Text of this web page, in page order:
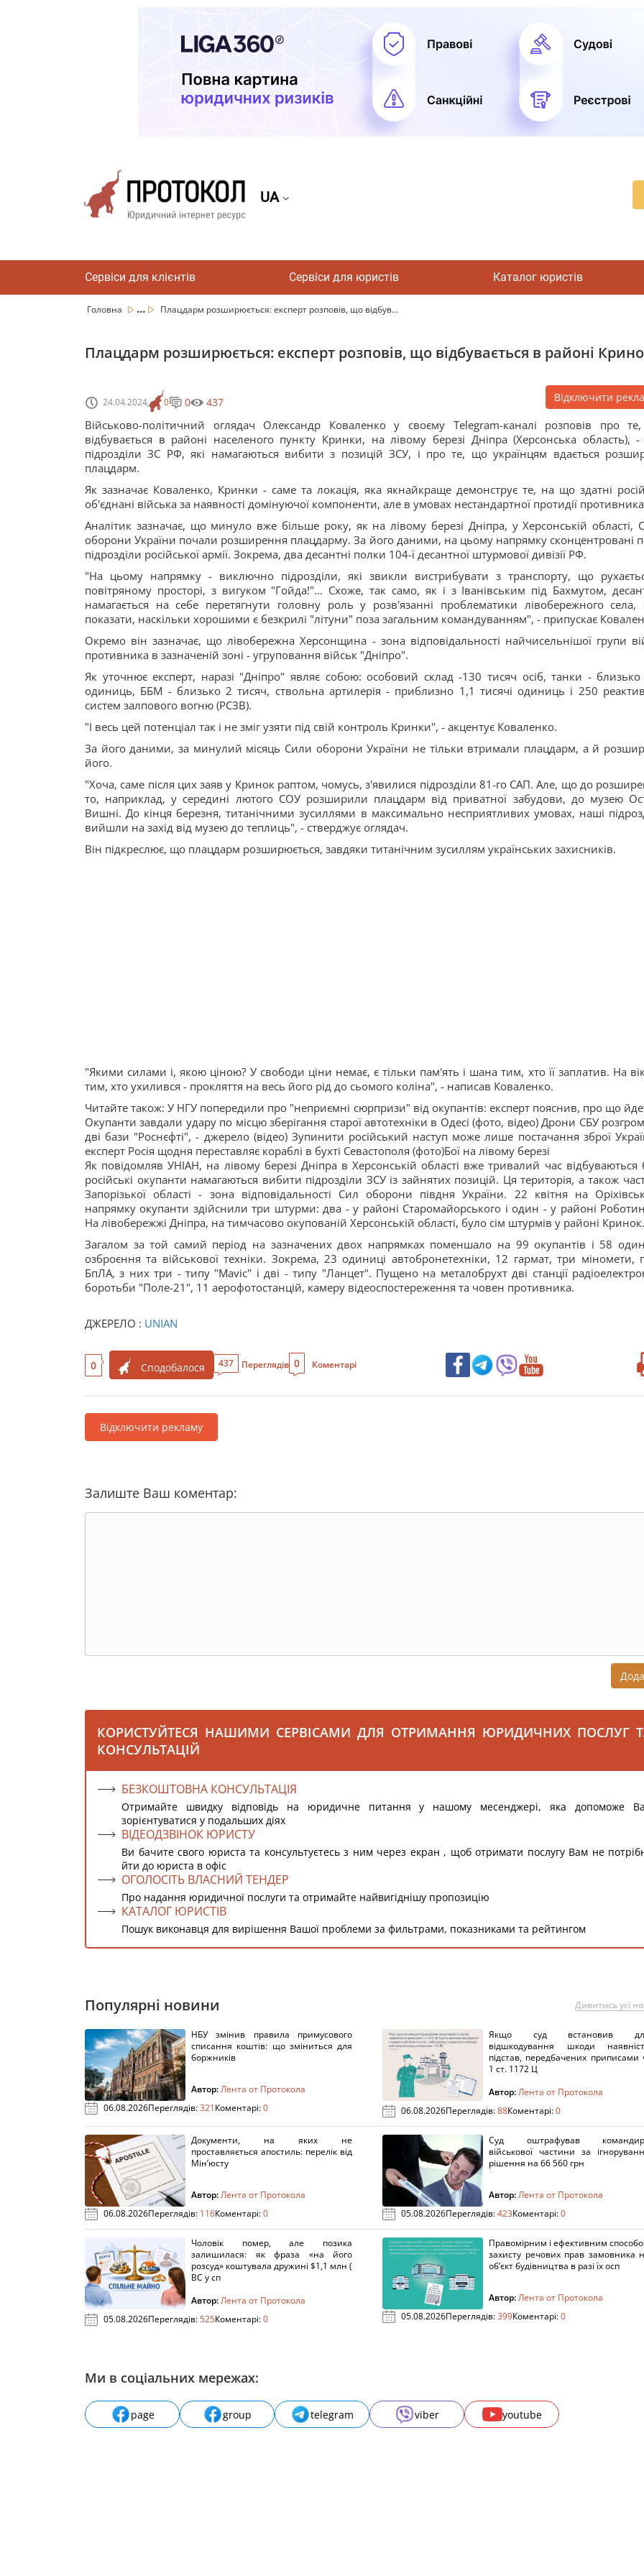
UA
Сервіси для клієнтів Сервіси для юристів Каталог юристів
Головна ... Плацдарм розширюється: експерт розповів, що відбув...
Плацдарм розширюється: експерт розповів, що відбувається в районі
24.04.2024 0 0 437 Відключити
Військово-політичний оглядач Олександр Коваленко у своєму Telegram-каналі розповів про
відбувається в районі населеного пункту Кринки, на лівому березі Дніпра (Херсонська область),
підрозділи ЗС РФ, які намагаються вибити з позицій ЗСУ, і про те, що українцям вдається
плацдарм.
Як зазначає Коваленко, Кринки - саме та локація, яка якнайкраще демонструє те, на що здатні
об'єднані війська за наявності домінуючої компоненти, але в умовах нестандартної протидії
Аналітик зазначає, що минуло вже більше року, як на лівому березі Дніпра, у Херсонській області,
оборони України почали розширення плацдарму. За його даними, на цьому напрямку сконцентровані
підрозділи російської армії. Зокрема, два десантні полки 104-ї десантної штурмової дивізії РФ.
"На цьому напрямку - виключно підрозділи, які звикли вистрибувати з транспорту, що
повітряному просторі, з вигуком "Гойда!"... Схоже, так само, як і з Іванівським під Бахмутом,
намагається на себе перетягнути головну роль у розв'язанні проблематики лівобережного
показати, наскільки хорошими є безкрилі "літуни" поза загальним командуванням", - припускає
Окремо він зазначає, що лівобережна Херсонщина - зона відповідальності найчисельнішої групи
противника в зазначеній зоні - угруповання військ "Дніпро".
Як уточнює експерт, наразі "Дніпро" являє собою: особовий склад -130 тисяч осіб, танки -
одиниць, ББМ - близько 2 тисяч, ствольна артилерія - приблизно 1,1 тисячі одиниць і 250
систем залпового вогню (РСЗВ).
"І весь цей потенціал так і не зміг узяти під свій контроль Кринки", - акцентує Коваленко.
За його даними, за минулий місяць Сили оборони України не тільки втримали плацдарм, а й
його.
"Хоча, саме після цих заяв у Кринок раптом, чомусь, з'явилися підрозділи 81-го САП. Але, що до
то, наприклад, у середині лютого СОУ розширили плацдарм від приватної забудови, до музею
Вишні. До кінця березня, титанічними зусиллями в максимально несприятливих умовах, наші
вийшли на захід від музею до теплиць", - стверджує оглядач.
Він підкреслює, що плацдарм розширюється, завдяки титанічним зусиллям українських захисників.
"Якими силами і, якою ціною? У свободи ціни немає, є тільки пам'ять і шана тим, хто її заплатив. На
тим, хто ухилився - прокляття на весь його рід до сьомого коліна", - написав Коваленко.
Читайте також: У НГУ попередили про "неприємні сюрпризи" від окупантів: експерт пояснив, про що
Окупанти завдали удару по місцю зберігання старої автотехніки в Одесі (фото, відео) Дрони СБУ
дві бази "Роснєфті", - джерело (відео) Зупинити російський наступ може лише постачання зброї
експерт Росія щодня переставляє кораблі в бухті Севастополя (фото)Бої на лівому березі
Як повідомляв УНІАН, на лівому березі Дніпра в Херсонській області вже тривалий час відбуваються
російські окупанти намагаються вибити підрозділи ЗСУ із зайнятих позицій. Ця територія, а також
Запорізької області - зона відповідальності Сил оборони півдня України. 22 квітня на
напрямку окупанти здійснили три штурми: два - у районі Старомайорського і один - у районі
На лівобережжі Дніпра, на тимчасово окупованій Херсонській області, було сім штурмів у районі Кринок.
Загалом за той самий період на зазначених двох напрямках поменшало на 99 окупантів і 58
озброєння та військової техніки. Зокрема, 23 одиниці автобронетехніки, 12 гармат, три міномети,
БпЛА, з них три - типу "Mavic" і дві - типу "Ланцет". Пущено на металобрухт дві станції
боротьби "Поле-21", 11 аерофотостанцій, камеру відеоспостереження та човен противника.
ДЖЕРЕЛО : UNIAN
0 Сподобалося 437 Переглядів 0 Коментарі
Відключити рекламу
Залиште Ваш коментар:
КОРИСТУЙТЕСЯ НАШИМИ СЕРВІСАМИ ДЛЯ ОТРИМАННЯ ЮРИДИЧНИХ ПОСЛУГ
КОНСУЛЬТАЦІЙ
БЕЗКОШТОВНА КОНСУЛЬТАЦІЯ
Отримайте швидку відповідь на юридичне питання у нашому месенджері, яка допоможе
зорієнтуватися у подальших діях
ВІДЕОДЗВІНОК ЮРИСТУ
Ви бачите свого юриста та консультуєтесь з ним через екран , щоб отримати послугу Вам не
йти до юриста в офіс
ОГОЛОСІТЬ ВЛАСНИЙ ТЕНДЕР
Про надання юридичної послуги та отримайте найвигіднішу пропозицію
КАТАЛОГ ЮРИСТІВ
Пошук виконавця для вирішення Вашої проблеми за фильтрами, показниками та рейтингом
Популярні новини Дивитись усі
НБУ змінив правила примусового
списання коштів: що зміниться для
боржників
Автор:Лента от Протокола
06.08.2026Переглядів:321Коментарі:0
Якщо суд встановив
відшкодування шкоди
підстав, передбачених приписами
1 ст. 1172 Ц
Автор:Лента от Протокола
06.08.2026Переглядів:88Коментарі:0
Документи, на яких не
проставляється апостиль: перелік від
Мін’юсту
Автор:Лента от Протокола
06.08.2026Переглядів: 116Коментарі:0
Суд оштрафував
військової частини за
рішення на 66 560 грн
Автор:Лента от Протокола
05.08.2026Переглядів:423Коментарі:0
Чоловік помер, але позика
залишилася: як фраза «на його
розсуд» коштувала дружині $1,1 млн (
ВС у сп
Автор:Лента от Протокола
05.08.2026Переглядів:525Коментарі:0
Правомірним і ефективним
захисту речових прав замовника
об’єкт будівництва в разі їх осп
Автор:Лента от Протокола
05.08.2026Переглядів:399Коментарі:0
Ми в соціальних мережах:
page group telegram viber youtube